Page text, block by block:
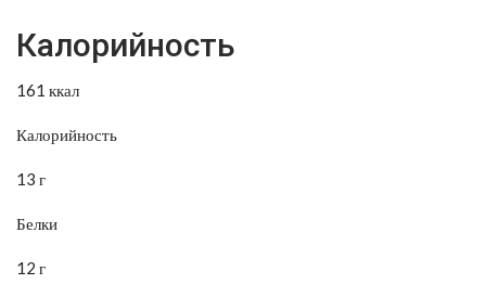
Калорийность
161 ккал
Калорийность
13 г
Белки
12 г